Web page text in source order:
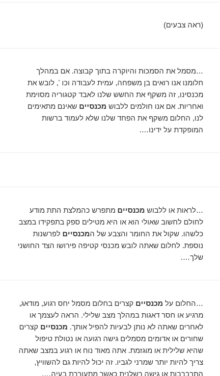
(ראה צבעים)
…מסמל את הסמכות והיוקרה בתוך קבוצה. אם במהלך
חלומנו אנו רואים בן משפחה, עמית לעבודה וכו ', לובש את
מכנסינו, זה משקף את החשש שלנו לאבד קטגוריה מסוימת
ואחריות. אם אנו חולמים ללבוש מכנסיים שאינם מתאימים
לנו, החלום משקף את הפחד שלנו שלא לעמוד ברשות
המופקדת על ידינו….
…לראות או ללבוש מכנסיים מתפרש כהמלצת התת מודע
לחולם לחשוב שאולי הוא או היא מטילים ספק בתפקידו במצב
כלשהו. שקול את החומר והצבע של המכנסיים לפרשנות
נוספת. לחלום שאתה לובש מכנסי קטיפה פירושו הצד החושני
שלך….
…החלום על מכנסיים קצרים בחלום מסמל יחס רגוע, מודאג,
מרגיע או חסר דאגות במהלך מצב שלילי. הראה לעצמך או
לאחרים שאתה לא נותן לבעיות להפיל אותך. מכנסיים קצרים
שחורים או אדומים מסמלים גישה רגועה או נטולת טיפול
שהיא שלילית או מוגזמת. אתה מאוד נוח או רגוע במצב שאתה
צריך להיות יותר שמרני לגביו. זה יכול להיות גם להשוויץ,
התרברבות או גישה רשלנית כאשר מתעוררת בעיה….